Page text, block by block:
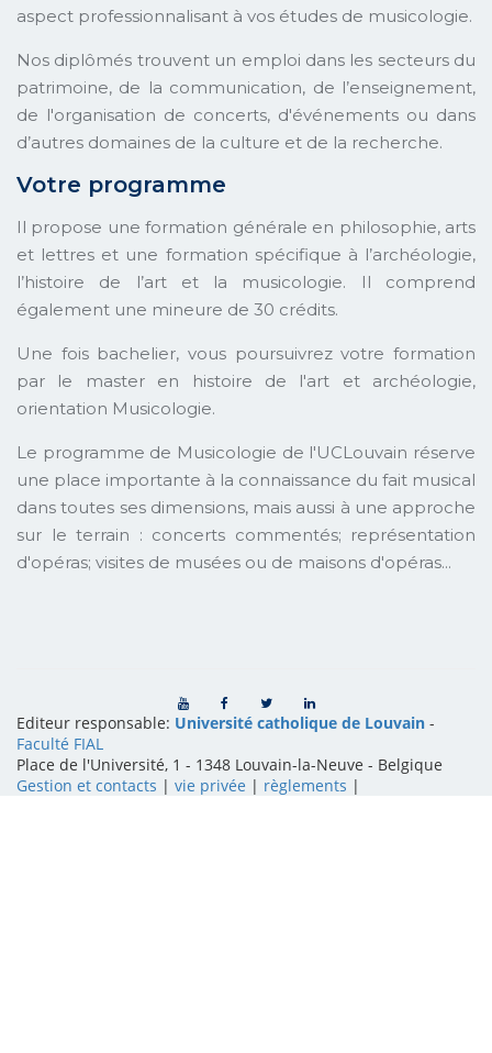
aspect professionnalisant à vos études de musicologie.
Nos diplômés trouvent un emploi dans les secteurs du
patrimoine, de la communication, de l’enseignement,
de l'organisation de concerts, d'événements ou dans
d’autres domaines de la culture et de la recherche.
Votre programme
Il propose une formation générale en philosophie, arts
et lettres et une formation spécifique à l’archéologie,
l’histoire de l’art et la musicologie. Il comprend
également une mineure de 30 crédits.
Une fois bachelier, vous poursuivrez votre formation
par le master en histoire de l'art et archéologie,
orientation Musicologie.
Le programme de Musicologie de l'UCLouvain réserve
une place importante à la connaissance du fait musical
dans toutes ses dimensions, mais aussi à une approche
sur le terrain : concerts commentés; représentation
d'opéras; visites de musées ou de maisons d'opéras...
Editeur responsable: Université catholique de Louvain -
Faculté FIAL
Place de l'Université, 1 - 1348 Louvain-la-Neuve - Belgique
Gestion et contacts | vie privée | règlements |